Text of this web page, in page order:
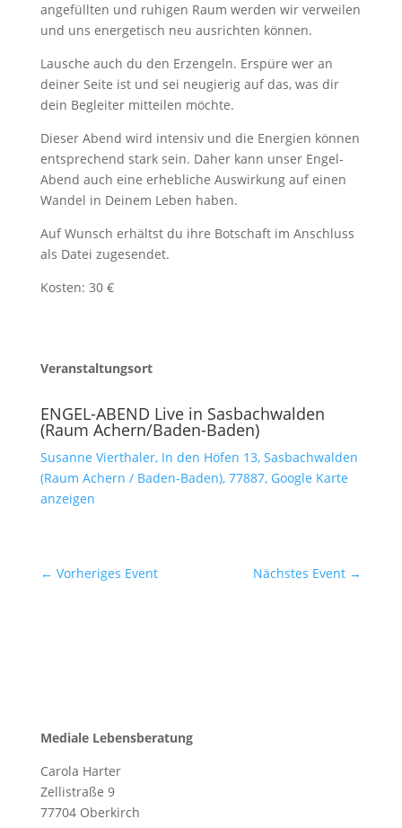
angefüllten und ruhigen Raum werden wir verweilen
und uns energetisch neu ausrichten können.
Lausche auch du den Erzengeln. Erspüre wer an
deiner Seite ist und sei neugierig auf das, was dir
dein Begleiter mitteilen möchte.
Dieser Abend wird intensiv und die Energien können
entsprechend stark sein. Daher kann unser Engel-
Abend auch eine erhebliche Auswirkung auf einen
Wandel in Deinem Leben haben.
Auf Wunsch erhältst du ihre Botschaft im Anschluss
als Datei zugesendet.
Kosten: 30 €
Veranstaltungsort
ENGEL-ABEND Live in Sasbachwalden
(Raum Achern/Baden-Baden)
Susanne Vierthaler, In den Höfen 13, Sasbachwalden
(Raum Achern / Baden-Baden), 77887, Google Karte
anzeigen
← Vorheriges Event Nächstes Event →
Mediale Lebensberatung
Carola Harter
Zellistraße 9
77704 Oberkirch